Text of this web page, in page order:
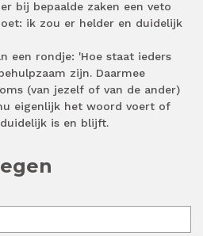
bij bepaalde zaken een veto
ik zou er helder en duidelijk
een rondje: 'Hoe staat ieders
zijn. Daarmee
(van jezelf of van de ander)
eigenlijk het woord voert of
is en blijft.